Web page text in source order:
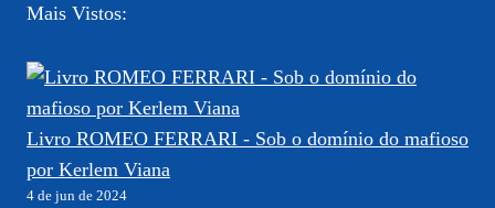
Mais Vistos:
Livro ROMEO FERRARI - Sob o domínio do mafioso
por Kerlem Viana
4 de jun de 2024